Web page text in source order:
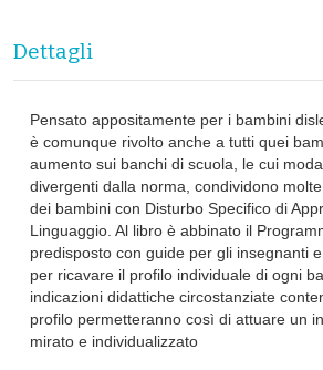
Dettagli
Pensato appositamente per i bambini
è comunque rivolto anche a tutti quei
aumento sui banchi di scuola, le cui
divergenti dalla norma, condividono
dei bambini con Disturbo Specifico di
Linguaggio. Al libro è abbinato il
predisposto con guide per gli insegnanti
per ricavare il profilo individuale di ogni
indicazioni didattiche circostanziate
profilo permetteranno così di attuare un
mirato e individualizzato